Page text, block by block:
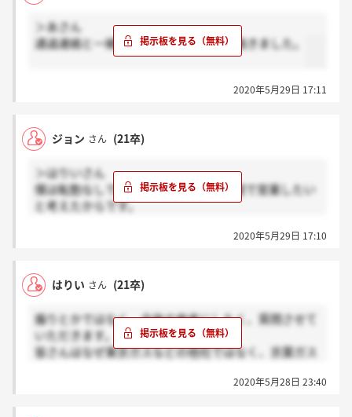
＞あさん
通過連絡と一緒にテストセンターの連絡きました。
2020年5月29日 17:11
ジョン さん (21卒)
＞はりいさん
僕は転勤なしで、自分の知っている地域で営業したい
と考えたからです。
僕は東京ガスも、地元愛知の大手東邦ガスも受けてな
昔千葉に住んでて京葉ガス受けてます。もう京葉ガス
2020年5月29日 17:10
はりい さん (21卒)
煽りとかではなく、今後の参考にしたく、質問させて
いただきます。
皆さんはなぜ東京ガスなどの他社ではなく、京葉ガス
2020年5月28日 23:40